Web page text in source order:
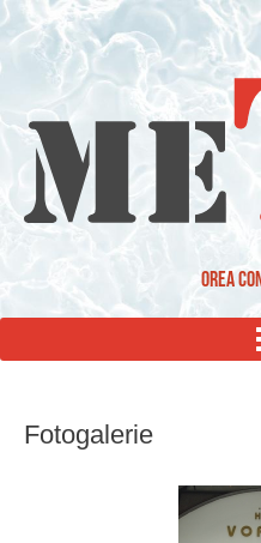
OREA
Fotogalerie